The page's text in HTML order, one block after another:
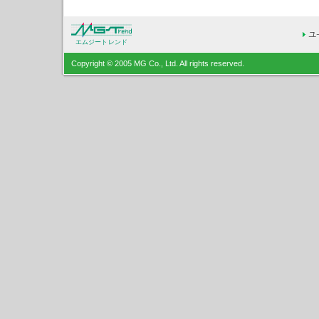
エムジートレンド
Copyright © 2005 MG Co., Ltd. All rights reserved.